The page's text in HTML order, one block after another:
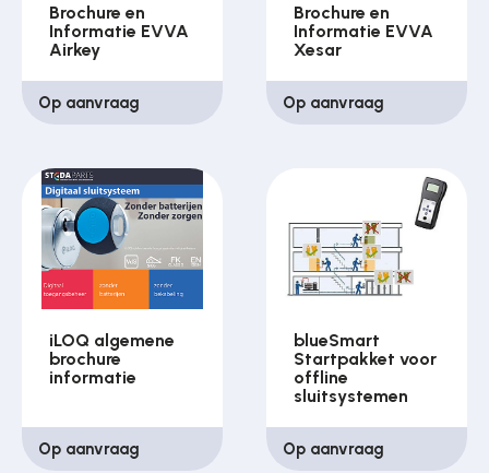
Brochure en
Informatie EVVA
Airkey
Op aanvraag
Brochure en
Informatie EVVA
Xesar
Op aanvraag
iLOQ algemene
brochure
informatie
Op aanvraag
blueSmart
Startpakket voor
offline
sluitsystemen
Op aanvraag